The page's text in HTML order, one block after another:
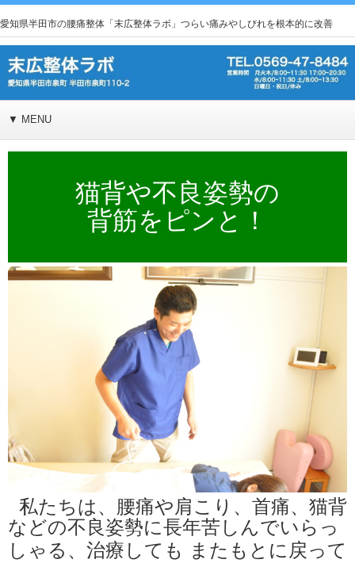
愛知県半田市の腰痛整体「末広整体ラボ」つらい痛みやしびれを根本的に改善
▼ MENU
猫背や不良姿勢の
背筋をピンと！
私たちは、腰痛や肩こり、首痛、猫背
などの不良姿勢に長年苦しんでいらっ
しゃる、治療しても またもとに戻って